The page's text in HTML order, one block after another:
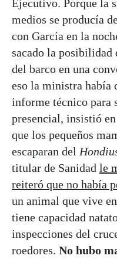
Ejecutivo. Porque la
medios se producía
con García en la
sacado la posibilidad
del barco en una
eso la ministra había
informe técnico para
presencial, insistió
que los pequeños
escaparan del
titular de Sanidad le
reiteró que no había
un animal que vive
tiene capacidad
inspecciones del
roedores. No hubo